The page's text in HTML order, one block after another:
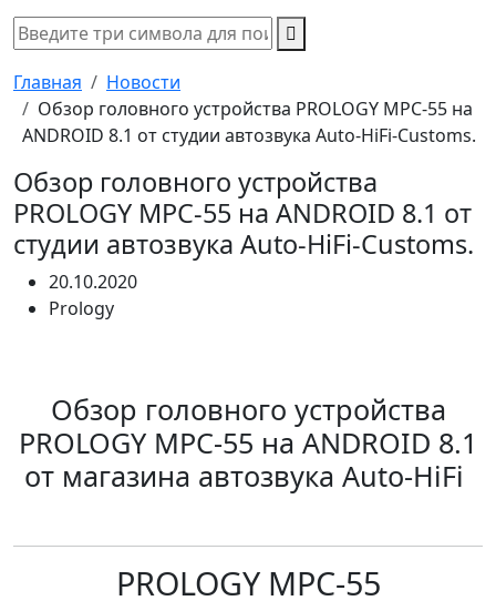
Главная
Новости
Обзор головного устройства PROLOGY MPC-55 на
ANDROID 8.1 от студии автозвука Auto-HiFi-Customs.
Обзор головного устройства
PROLOGY MPC-55 на ANDROID 8.1 от
студии автозвука Auto-HiFi-Customs.
20.10.2020
Prology
Обзор головного устройства
PROLOGY MPC-55 на ANDROID 8.1
от магазина автозвука Auto-HiFi
PROLOGY MPC-55